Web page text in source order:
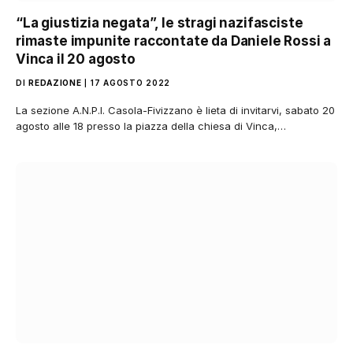
“La giustizia negata”, le stragi nazifasciste
rimaste impunite raccontate da Daniele Rossi a
Vinca il 20 agosto
DI REDAZIONE 17 AGOSTO 2022
La sezione A.N.P.I. Casola-Fivizzano è lieta di invitarvi, sabato 20
agosto alle 18 presso la piazza della chiesa di Vinca,…